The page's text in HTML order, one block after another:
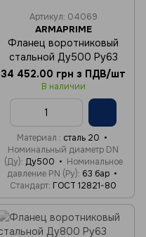
Артикул: 04069
ARMAPRIME
Фланец воротниковый
стальной Ду500 Ру63
34 452.00 грн з ПДВ/шт
В наличии
Материал
сталь 20
Номинальный диаметр DN
(Ду) Ду500
Номинальное
давление PN (Ру) 63 бар
Стандарт ГОСТ 12821-80